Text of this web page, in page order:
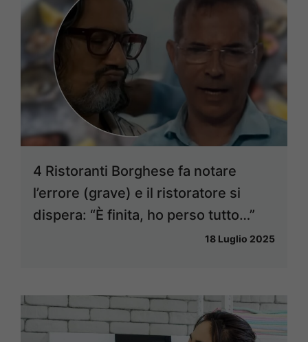
4 Ristoranti Borghese fa notare
l’errore (grave) e il ristoratore si
dispera: “È finita, ho perso tutto…”
18 Luglio 2025